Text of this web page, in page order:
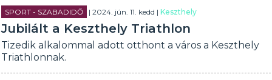
SPORT - SZABADIDŐ | 2024. jún. 11. kedd |Keszthely
Jubilált a Keszthely Triathlon
Tizedik alkalommal adott otthont a város a Keszthely
Triathlonnak.